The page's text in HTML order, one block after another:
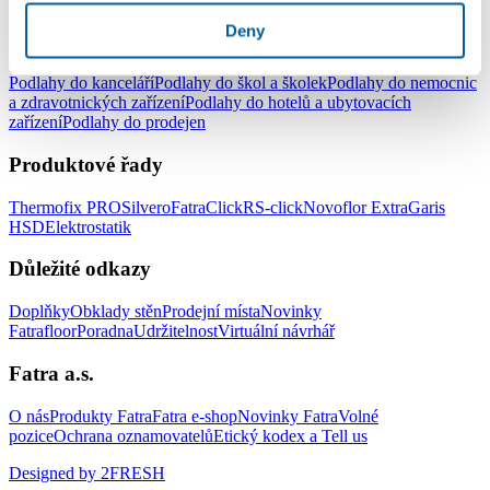
Deny
Podlahy pro komerční užití
Podlahy do kanceláříPodlahy do škol a školekPodlahy do nemocnic
a zdravotnických zařízeníPodlahy do hotelů a ubytovacích
zařízeníPodlahy do prodejen
Produktové řady
Thermofix PROSilveroFatraClickRS-clickNovoflor ExtraGaris
HSDElektrostatik
Důležité odkazy
DoplňkyObklady stěnProdejní místaNovinky
FatrafloorPoradnaUdržitelnostVirtuální návrhář
Fatra a.s.
O násProdukty FatraFatra e-shopNovinky FatraVolné
poziceOchrana oznamovatelůEtický kodex a Tell us
Designed by 2FRESH